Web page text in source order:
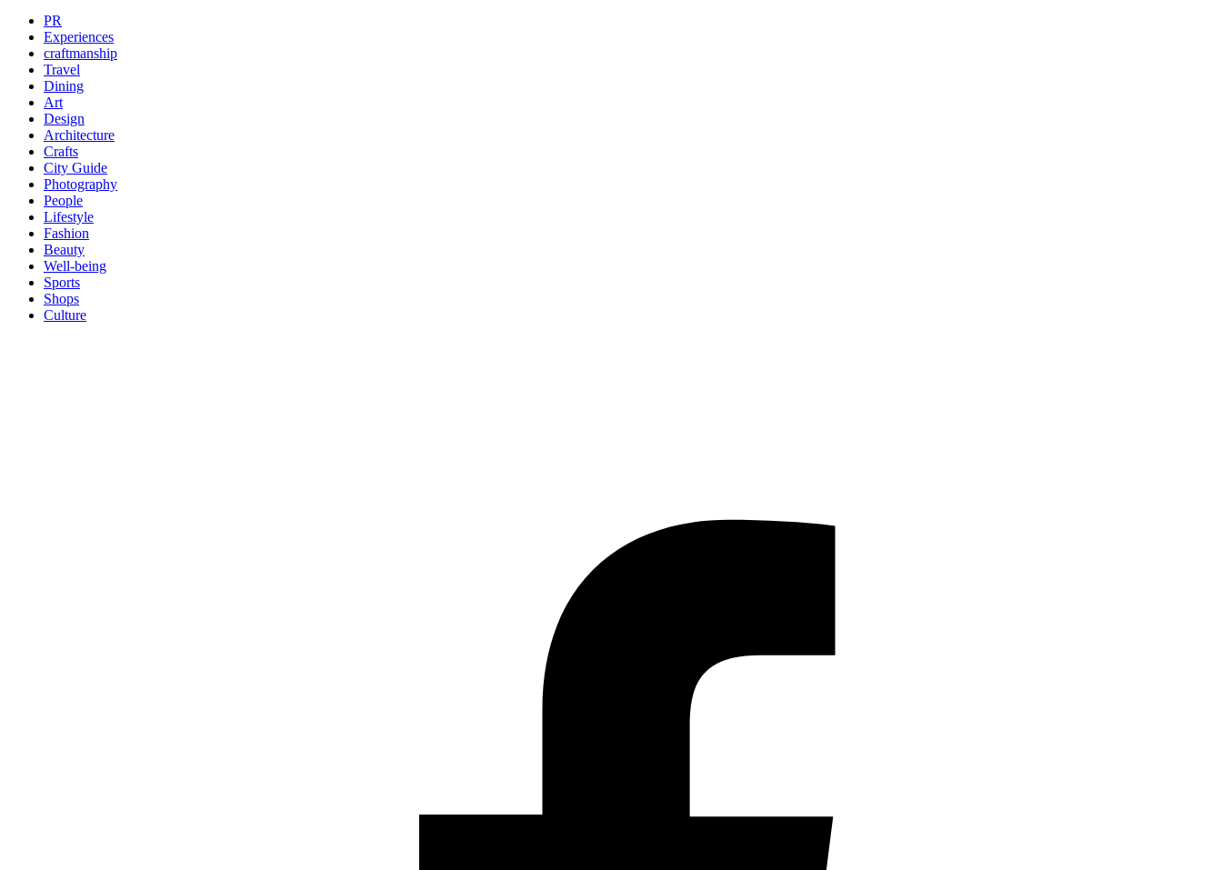
PR
Experiences
craftmanship
Travel
Dining
Art
Design
Architecture
Crafts
City Guide
Photography
People
Lifestyle
Fashion
Beauty
Well-being
Sports
Shops
Culture